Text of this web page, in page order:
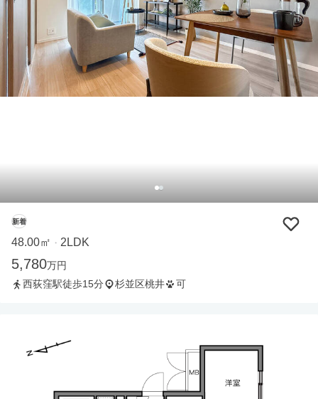
新着
48.00㎡ ・ 2LDK
5,780万円
西荻窪駅徒歩15分
杉並区桃井 可